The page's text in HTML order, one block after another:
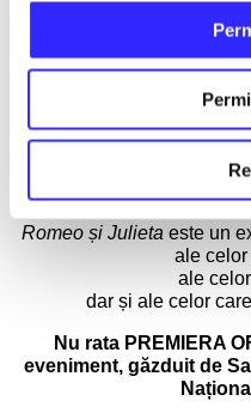
Un spectacol în care
1594–1595 despre
nevoie și astăzi pentru a
Romeo și Julieta este un
ale celor
ale
dar și ale celor
Nu rata PREMIERA
eveniment, găzduit de